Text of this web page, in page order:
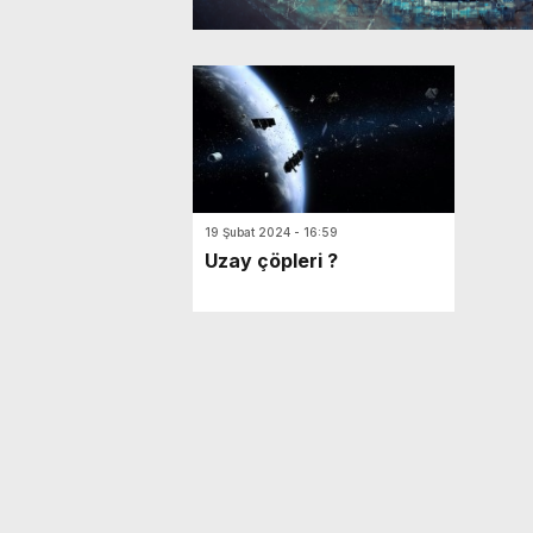
19 Şubat 2024 - 16:59
Uzay çöpleri ?